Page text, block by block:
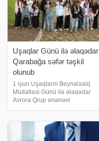
Uşaqlar Günü ilə əlaqədar
Qarabağa səfər təşkil
olunub
1 iyun Uşaqların Beynəlxalq
Müdafiəsi Günü ilə əlaqədar
Avrora Qrup ənənəvi
ictimai məsuliyyət" dəyərinə
əsaslanan tədbir çərçivəsind